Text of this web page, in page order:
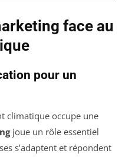
face au
pour un
climatique occupe une
joue un rôle essentiel
s’adaptent et répondent